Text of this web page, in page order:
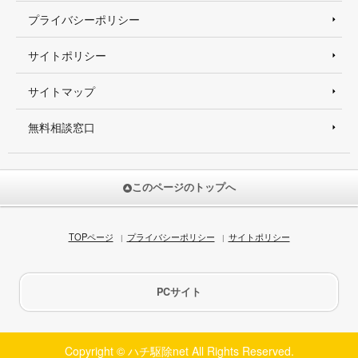
プライバシーポリシー
サイトポリシー
サイトマップ
無料相談窓口
このページのトップへ
TOPページ プライバシーポリシー サイトポリシー
PCサイト
Copyright © ハチ駆除net All Rights Reserved.